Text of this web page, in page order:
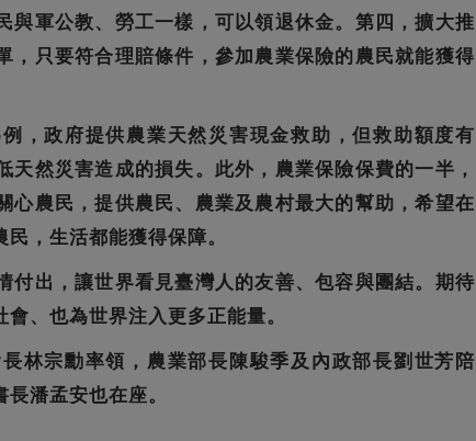
與軍公教、勞工一樣，可以領退休金。第四，擴大推
，只要符合理賠條件，參加農業保險的農民就能獲得
，政府提供農業天然災害現金救助，但救助額度有
天然災害造成的損失。此外，農業保險保費的一半，
心農民，提供農民、農業及農村最大的幫助，希望在
，生活都能獲得保障。
付出，讓世界看見臺灣人的友善、包容與團結。期待
、也為世界注入更多正能量。
林宗勳率領，農業部長陳駿季及內政部長劉世芳陪
潘孟安也在座。